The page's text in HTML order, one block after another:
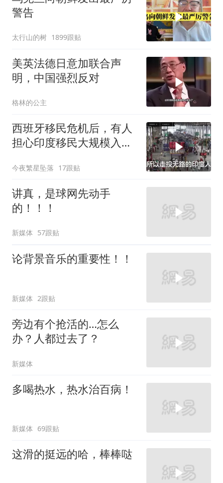
警告
太行山的树 1899跟贴
美英法德日意加联合声
明，中国强烈反对
格林的公主
西班牙移民危机后，有人
担心印度移民大规模入侵
今夜繁星坠落 17跟贴
讲真，是球网先动手
的！！！
新媒体 57跟贴
论背景音乐的重要性！！
新媒体 2跟贴
旁边有个抢活的…怎么
办？人都过去了？
新媒体
多喝热水，热水治百病！
新媒体 69跟贴
这滑的挺远的哈，棒棒哒